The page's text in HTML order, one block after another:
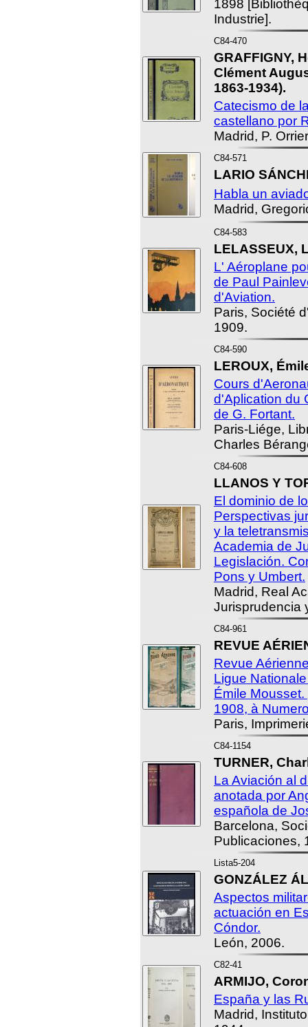
1898
Industrie].
C84-470
GRAFFIGNY,
Clément
1863-1934).
Catecismo de
castellano por
Madrid, P.
C84-571
LARIO
Habla un
Madrid,
C84-583
LELASSEUX,
L' Aéroplane
de Paul
d'Aviation.
Paris, Société
1909.
C84-590
LEROUX,
Cours
d'Aplication du
de G. Fortant.
Paris-Liége,
Charles
C84-608
LLANOS Y
El dominio de
Perspectivas
y la
Academia de
Legislación.
Pons y Umbert.
Madrid, Real
Jurisprudencia
C84-961
REVUE
Revue
Ligue
Émile
1908, à
Paris,
C84-1154
TURNER,
La Aviación al
anotada por
española de
Barcelona,
Publicaciones,
Lista5-204
GONZÁLEZ
Aspectos
actuación en
Cóndor.
León, 2006.
C82-41
ARMIJO,
España y las
Madrid,